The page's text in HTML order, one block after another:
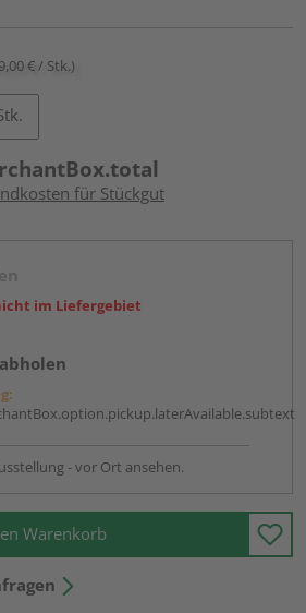
€ / Stk.)
für Stückgut
im Liefergebiet
- vor Ort ansehen.
Warenkorb